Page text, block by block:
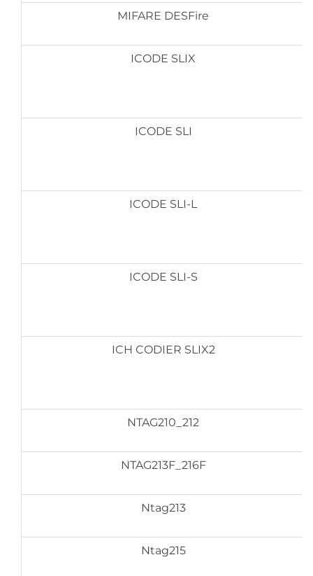
MIFARE DESFire
ICODE SLIX
ICODE SLI
ICODE SLI-L
ICODE SLI-S
ICH CODIER SLIX2
NTAG210_212
NTAG213F_216F
Ntag213
Ntag215